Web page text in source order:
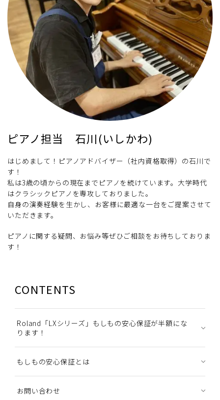
ピアノ担当 石川(いしかわ)
はじめまして！ピアノアドバイザー（社内資格取得）の石川で
す！
私は3歳の頃からの現在までピアノを続けています。大学時代
はクラシックピアノを専攻しておりました。
自身の演奏経験を生かし、お客様に最適な一台をご提案させて
いただきます。
ピアノに関する疑問、お悩み等ぜひご相談をお待ちしておりま
す！
CONTENTS
Roland「LXシリーズ」もしもの安心保証が半額にな
ります！
もしもの安心保証とは
お問い合わせ